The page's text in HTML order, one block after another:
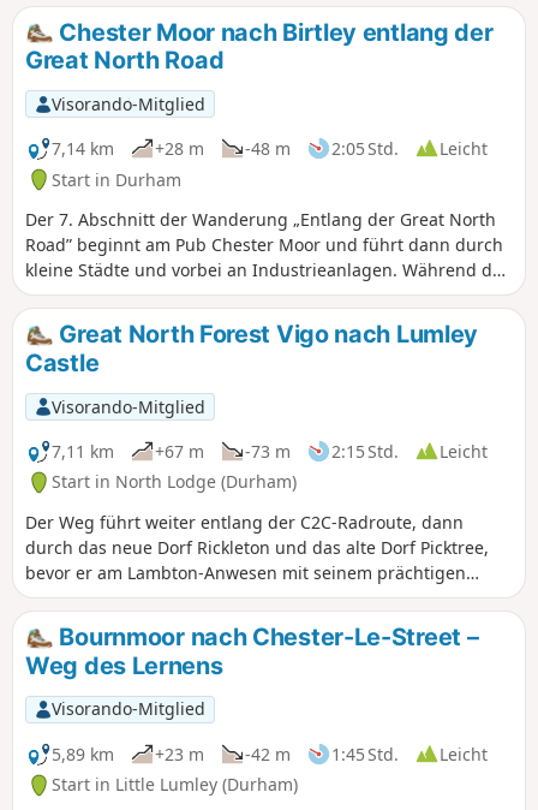
Chester Moor nach Birtley entlang der
Great North Road
Visorando-Mitglied
7,14 km
+28 m -48 m 2:05 Std.
Leicht
Start in Durham
Der 7. Abschnitt der Wanderung „Entlang der Great North
Road” beginnt am Pub Chester Moor und führt dann durch
kleine Städte und vorbei an Industrieanlagen. Während der
gesamten Wanderung sehen Sie Zeugnisse der Great North
Road in Form von Gebäuden und Pubs sowie der
industriellen Geschichte der Region. Die Route folgt
weitgehend der East Coast Mainline, achten Sie also auf
den beeindruckenden Viadukt von Chester-le-Street.
Great North Forest Vigo nach Lumley
Castle
Visorando-Mitglied
7,11 km
+67 m -73 m 2:15 Std.
Leicht
Start in North Lodge (Durham)
Der Weg führt weiter entlang der C2C-Radroute, dann
durch das neue Dorf Rickleton und das alte Dorf Picktree,
bevor er am Lambton-Anwesen mit seinem prächtigen
Schloss vorbeiführt und sich dann durch das Gelände von
Lumley Castle am Ufer des Wear schlängelt.
Bournmoor nach Chester-Le-Street –
Weg des Lernens
Visorando-Mitglied
5,89 km
+23 m -42 m 1:45 Std.
Leicht
Start in Little Lumley (Durham)